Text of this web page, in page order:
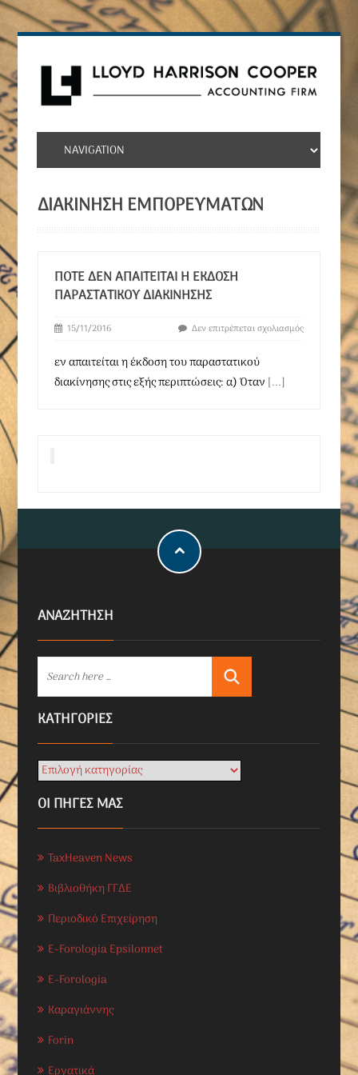
ΔΙΑΚΊΝΗΣΗ ΕΜΠΟΡΕΥΜΑΤΩΝ
ΠΌΤΕ ΔΕΝ ΑΠΑΙΤΕΊΤΑΙ Η ΈΚΔΟΣΗ
ΠΑΡΑΣΤΑΤΙΚΟΎ ΔΙΑΚΊΝΗΣΗΣ
15/11/2016 Δεν επιτρέπεται σχολιασμός
εν απαιτείται η έκδοση του παραστατικού
διακίνησης στις εξής περιπτώσεις: α) Όταν [...]
ΑΝΑΖΗΤΗΣΗ
KΑΤΗΓΟΡΊΕΣ
ΟΙ ΠΗΓΕΣ ΜΑΣ
TaxHeaven News
Βιβλιοθήκη ΓΓΔΕ
Περιοδικό Επιχείρηση
E-Forologia Epsilonnet
E-Forologia
Καραγιάννης
Forin